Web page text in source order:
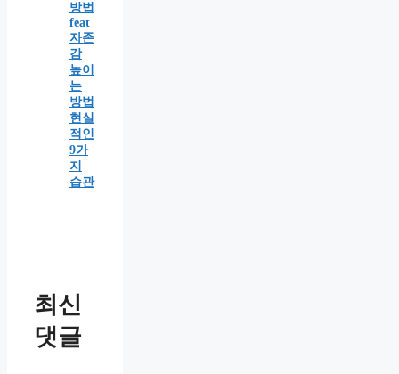
방법
feat
자존
감
높이
는
방법
현실
적인
9가
지
습관
최신
댓글